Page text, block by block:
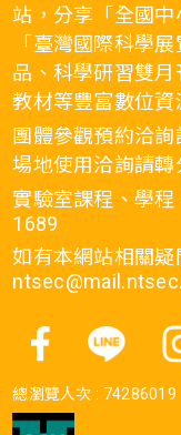
站，分享「全國
「臺灣國際科學
品、科學研習雙
教材等豐富數位資
團體參觀預約洽
場地使用洽詢請
實驗室課程、學
1689
如有本網站相關疑
總瀏覽人次 : 74286019